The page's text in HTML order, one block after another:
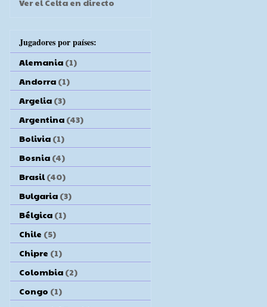
Ver el Celta en directo
Jugadores por países:
Alemania (1)
Andorra (1)
Argelia (3)
Argentina (43)
Bolivia (1)
Bosnia (4)
Brasil (40)
Bulgaria (3)
Bélgica (1)
Chile (5)
Chipre (1)
Colombia (2)
Congo (1)